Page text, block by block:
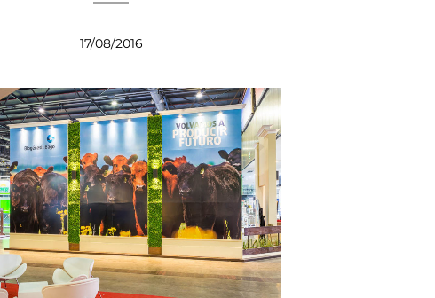
17/08/2016